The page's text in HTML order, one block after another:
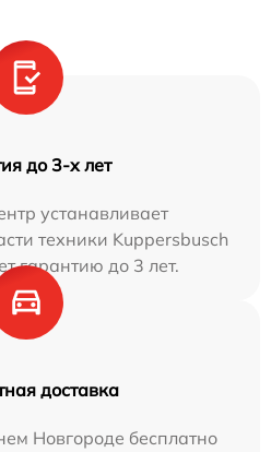
до 3-х лет
устанавливает
техники Kuppersbusch
гарантию до 3 лет.
доставка
Новгороде бесплатно